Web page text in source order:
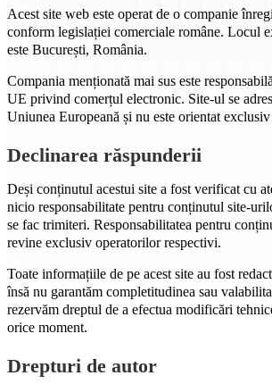
Acest site web este operat de o companie
conform legislației comerciale române. Locul
este București, România.
Compania menționată mai sus este
UE privind comerțul electronic. Site-ul se
Uniunea Europeană și nu este orientat
Declinarea răspunderii
Deși conținutul acestui site a fost verificat cu
nicio responsabilitate pentru conținutul site-
se fac trimiteri. Responsabilitatea pentru
revine exclusiv operatorilor respectivi.
Toate informațiile de pe acest site au fost
însă nu garantăm completitudinea sau
rezervăm dreptul de a efectua modificări
orice moment.
Drepturi de autor